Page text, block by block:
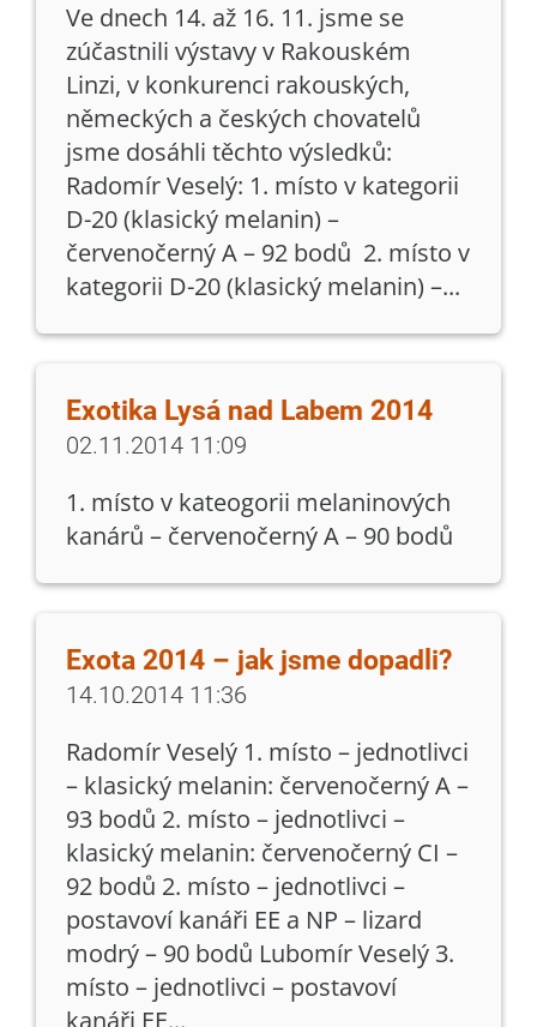
Ve dnech 14. až 16. 11. jsme se
zúčastnili výstavy v Rakouském
Linzi, v konkurenci rakouských,
německých a českých chovatelů
jsme dosáhli těchto výsledků:
Radomír Veselý: 1. místo v kategorii
D-20 (klasický melanin) –
červenočerný A – 92 bodů 2. místo v
kategorii D-20 (klasický melanin) –...
Exotika Lysá nad Labem 2014
02.11.2014 11:09
1. místo v kateogorii melaninových
kanárů – červenočerný A – 90 bodů
Exota 2014 – jak jsme dopadli?
14.10.2014 11:36
Radomír Veselý 1. místo – jednotlivci
– klasický melanin: červenočerný A –
93 bodů 2. místo – jednotlivci –
klasický melanin: červenočerný CI –
92 bodů 2. místo – jednotlivci –
postavoví kanáři EE a NP – lizard
modrý – 90 bodů Lubomír Veselý 3.
místo – jednotlivci – postavoví
kanáři EE...